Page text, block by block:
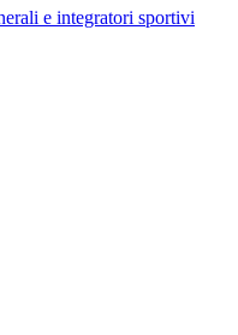
e integratori sportivi